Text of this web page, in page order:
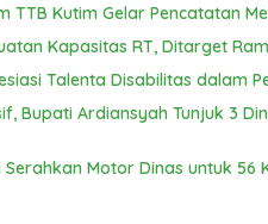
TTB Kutim Gelar Pencatatan
Kapasitas RT, Ditarget
Talenta Disabilitas dalam
Bupati Ardiansyah Tunjuk 3
Motor Dinas untuk 56